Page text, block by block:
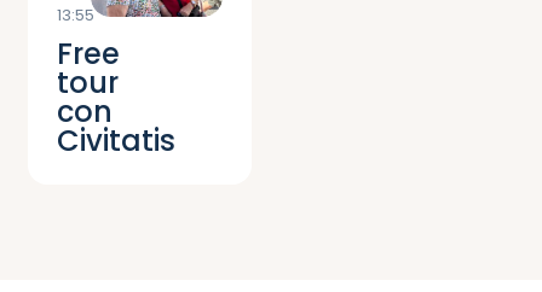
13:55
Free
tour
con
Civitatis